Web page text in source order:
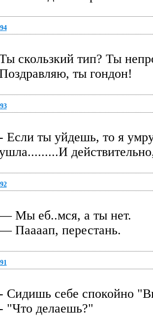
скользкий тип? Ты
ты гондон!
- Если ты уйдешь, то я
Мы еб..мся, а ты нет.
Паааап, перестань.
- Сидишь себе спокойно
- "Что делаешь?"